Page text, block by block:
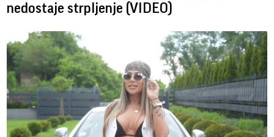
nedostaje strpljenje (VIDEO)